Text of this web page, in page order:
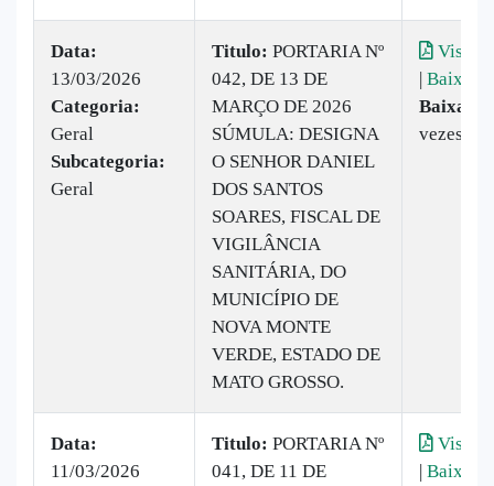
Data:
13/03/2026
Categoria:
Geral
Subcategoria:
Geral
Titulo: PORTARIA Nº
042, DE 13 DE
MARÇO DE 2026
SÚMULA: DESIGNA
O SENHOR DANIEL
DOS SANTOS
SOARES, FISCAL DE
VIGILÂNCIA
SANITÁRIA, DO
MUNICÍPIO DE
NOVA MONTE
VERDE, ESTADO DE
MATO GROSSO.
| Baixar
Baixado:
vezes
Data:
11/03/2026
Titulo: PORTARIA Nº
041, DE 11 DE
| Baixar